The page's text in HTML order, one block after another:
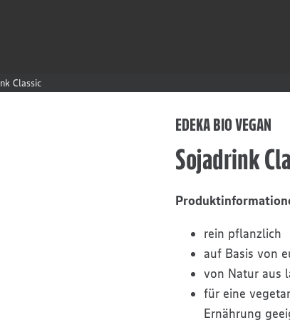
Classic
EDEKA BIO VEGAN
Sojadrink
rein pflanzlich
auf Basis von
von Natur aus
für eine
Ernährung